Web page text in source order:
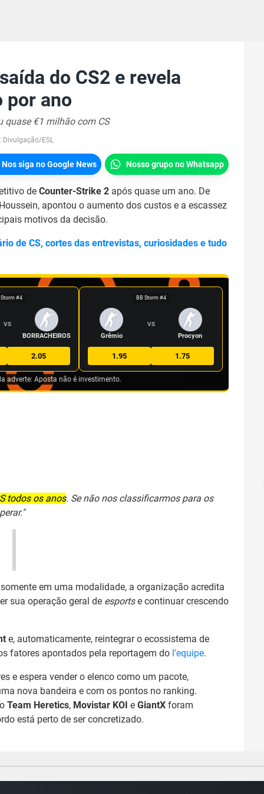
do CS2 e revela
por ano
quase €1 milhão com CS
Divulgação/ESL
Nos siga no Google News Nosso grupo no Whatsapp
de Counter-Strike 2 após quase um ano. De
apontou o aumento dos custos e a escassez
motivos da decisão.
de CS, cortes das entrevistas, curiosidades e tudo
#4
VS
BORRACHEIROS
2.05
BB Storm #4
Grêmio
VS
Procyon
1.95 1.75
adverte: Aposta não é investimento.
todos os anos. Se não nos classificarmos para os
em uma modalidade, a organização acredita
sua operação geral de esportse continuar crescendo
e, automaticamente, reintegrar o ecossistema de
fatores apontados pela reportagem do l'equipe.
e espera vender o elenco como um pacote,
nova bandeira e com os pontos no ranking.
Team Heretics, Movistar KOI e GiantX foram
está perto de ser concretizado.